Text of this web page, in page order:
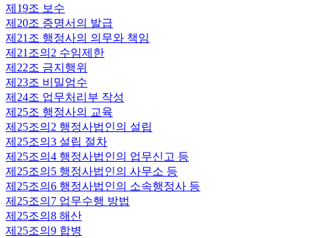
제19조 보수
제20조 증명서의 발급
제21조 행정사의 의무와 책임
제21조의2 수임제한
제22조 금지행위
제23조 비밀엄수
제24조 업무처리부 작성
제25조 행정사의 교육
제25조의2 행정사법인의 설립
제25조의3 설립 절차
제25조의4 행정사법인의 업무신고 등
제25조의5 행정사법인의 사무소 등
제25조의6 행정사법인의 소속행정사 등
제25조의7 업무수행 방법
제25조의8 해산
제25조의9 합병